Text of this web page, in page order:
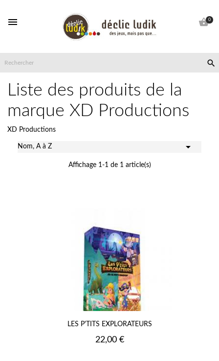
 0

Liste des produits de la
marque XD Productions
XD Productions
Nom, A à Z 
Affichage 1-1 de 1 article(s)
LES P'TITS EXPLORATEURS
Prix
22,00 €